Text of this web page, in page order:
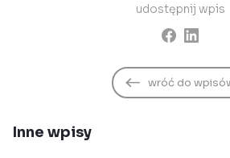
wróć do
udostępnij wpis
Inne wpisy